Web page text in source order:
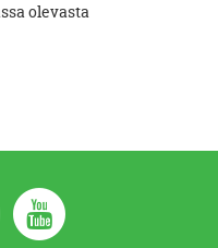
olevasta